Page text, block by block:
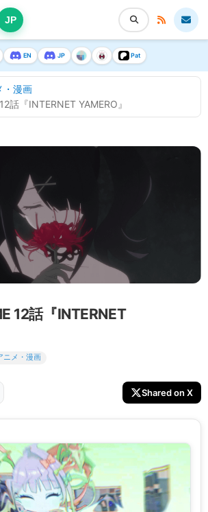
JP
EN JP Pat
・漫画
話『INTERNET YAMERO』
12話『INTERNET
ニメ・漫画
Shared on X